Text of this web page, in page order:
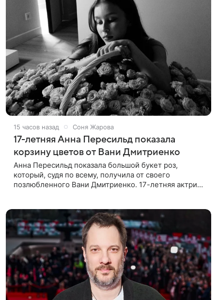
15 часов назад Соня Жарова
17-летняя Анна Пересильд показала
корзину цветов от Вани Дмитриенко
Анна Пересильд показала большой букет роз,
который, судя по всему, получилa от своего
позлюбленного Вани Дмитриенко. 17-летняя актриса